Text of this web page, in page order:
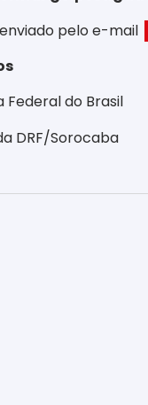
pelo e-mail
do Brasil
DRF/Sorocaba